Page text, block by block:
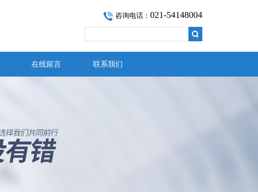
咨询电话： 021-54148004
在线留言 联系我们